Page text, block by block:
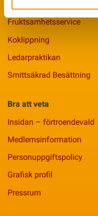
Fruktsamhetsservice
Koklippning
Ledarpraktikan
Smittsäkrad Besättning
Bra att veta
Insidan – förtroendevald
Medlemsinformation
Personuppgiftspolicy
Grafisk profil
Pressrum